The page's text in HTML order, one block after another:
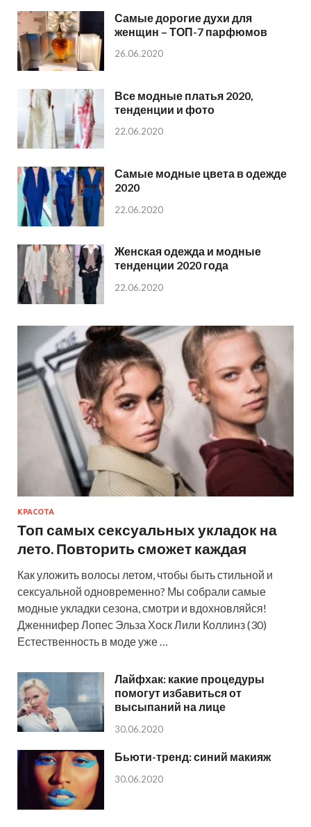
Самые дорогие духи для
женщин – ТОП-7 парфюмов
26.06.2020
Все модные платья 2020,
тенденции и фото
22.06.2020
Самые модные цвета в одежде
2020
22.06.2020
Женская одежда и модные
тенденции 2020 года
22.06.2020
КРАСОТА
Топ самых сексуальных укладок на
лето. Повторить сможет каждая
Как уложить волосы летом, чтобы быть стильной и
сексуальной одновременно? Мы собрали самые
модные укладки сезона, смотри и вдохновляйся!
Дженнифер Лопес Эльза Хоск Лили Коллинз (30)
Естественность в моде уже …
Лайфхак: какие процедуры
помогут избавиться от
высыпаний на лице
30.06.2020
Бьюти-тренд: синий макияж
30.06.2020